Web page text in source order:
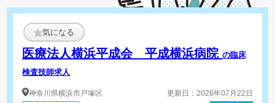
気になる
医療法人横浜平成会 平成横浜病院の臨床
検査技師求人
神奈川県横浜市戸塚区
更新日：2026年07月22日